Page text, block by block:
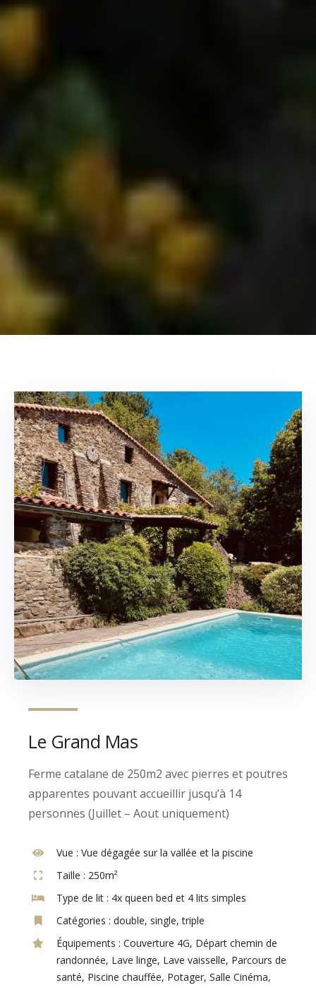
Le Grand Mas
Ferme catalane de 250m2 avec pierres et poutres
apparentes pouvant accueillir jusqu’à 14
personnes (Juillet – Aout uniquement)
Vue : Vue dégagée sur la vallée et la piscine
Taille : 250m²
Type de lit : 4x queen bed et 4 lits simples
Catégories : double, single,triple
Équipements : Couverture 4G, Départ chemin de
randonnée, Lave linge, Lave vaisselle, Parcours de
santé, Piscine chauffée, Potager, Salle Cinéma,